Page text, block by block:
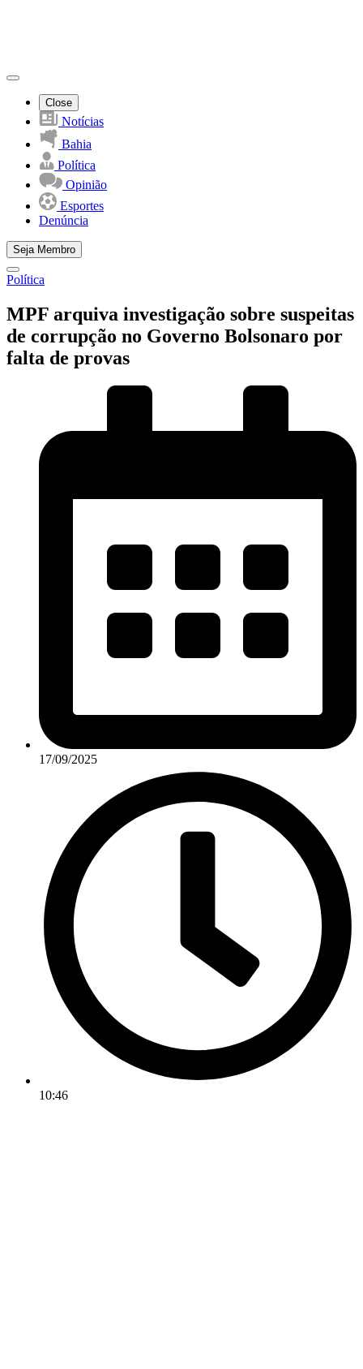
Close
Notícias
Bahia
Política
Opinião
Esportes
Denúncia
Seja Membro
Política
MPF arquiva investigação sobre suspeitas
de corrupção no Governo Bolsonaro por
falta de provas
17/09/2025
10:46